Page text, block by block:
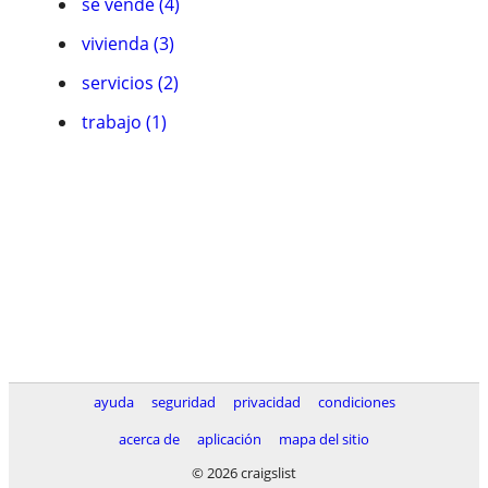
vivienda (3)
servicios (2)
trabajo (1)
ayuda seguridad privacidad
condiciones
acerca de
aplicación
mapa del sitio
© 2026 craigslist